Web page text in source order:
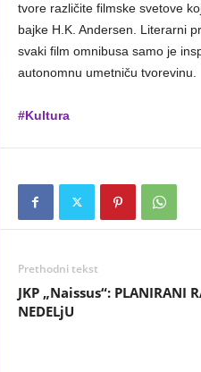
tvore različite filmske svetove
bajke H.K. Andersen. Literarni
svaki film omnibusa samo je
autonomnu umetniču tvorevinu.
#Kultura
Prethodni tekst
JKP „Naissus“: PLANIRANI
NEDELjU